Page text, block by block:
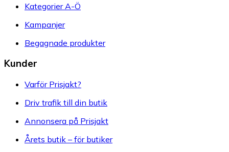
Kategorier A-Ö
Kampanjer
Begagnade produkter
Kunder
Varför Prisjakt?
Driv trafik till din butik
Annonsera på Prisjakt
Årets butik – för butiker